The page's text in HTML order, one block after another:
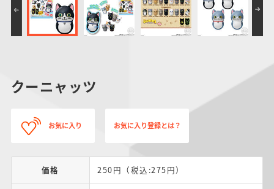
PROJECT R.E.D.・
スーパー戦隊シリー
ズ
ポケットモンスター
サンリオキャラクタ
ーズ
つりグミ SMPシリーズ キャラデコ
クーニャッツ
お気に入り お気に入り登録とは？
価格 250円（税込:275円）